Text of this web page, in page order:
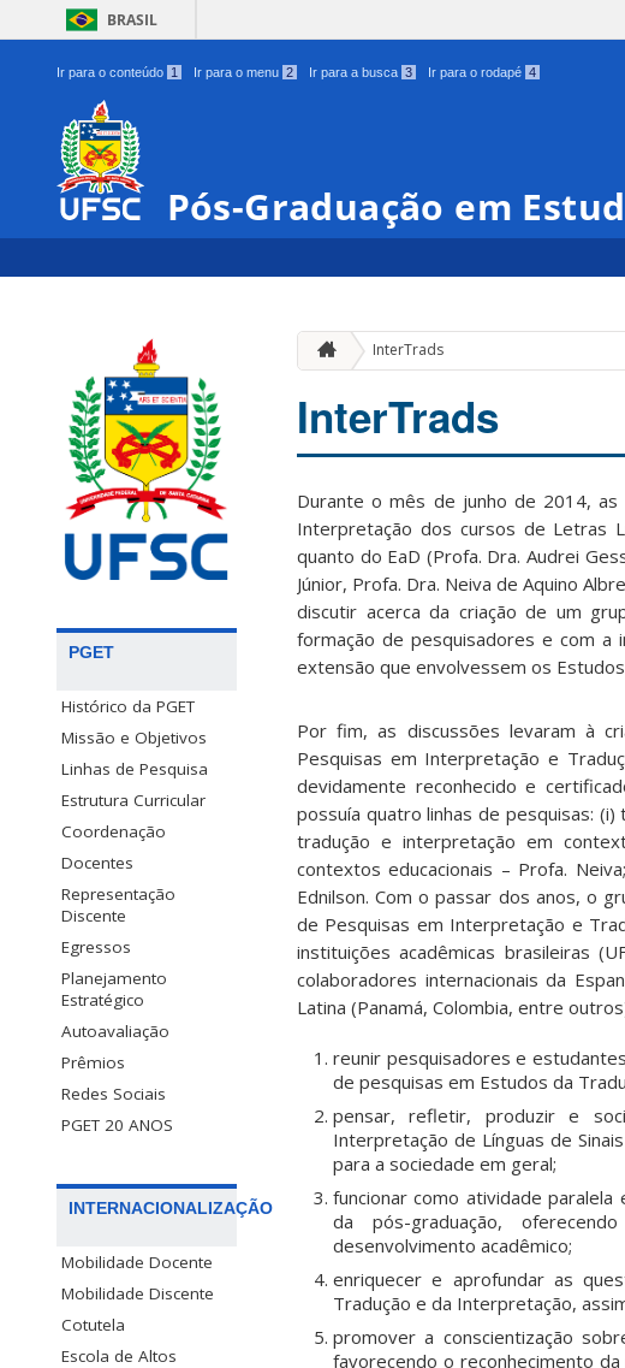
BRASIL
Ir para o conteúdo 1 Ir para o menu 2 Ir para a busca 3 Ir para o rodapé 4
Pós-Graduação em
PGET
Histórico da PGET
Missão e Objetivos
Linhas de Pesquisa
Estrutura Curricular
Coordenação
Docentes
Representação
Discente
Egressos
Planejamento
Estratégico
Autoavaliação
Prêmios
Redes Sociais
PGET 20 ANOS
INTERNACIONALIZAÇÃO
Mobilidade Docente
Mobilidade Discente
Cotutela
Escola de Altos
InterTrads
InterTrads
Durante o mês de junho de 2014,
Interpretação dos cursos de Letras
quanto do EaD (Profa. Dra. Audrei
Júnior, Profa. Dra. Neiva de Aquino
discutir acerca da criação de um
formação de pesquisadores e com a
extensão que envolvessem os
Por fim, as discussões levaram à
Pesquisas em Interpretação e
devidamente reconhecido e
possuía quatro linhas de pesquisas:
tradução e interpretação em
contextos educacionais – Profa.
Ednilson. Com o passar dos anos, o
de Pesquisas em Interpretação e
instituições acadêmicas brasileiras
colaboradores internacionais da
Latina (Panamá, Colombia, entre
reunir pesquisadores e
de pesquisas em Estudos da
pensar, refletir, produzir e
Interpretação de Línguas de
para a sociedade em geral;
funcionar como atividade
da pós-graduação,
desenvolvimento acadêmico;
enriquecer e aprofundar as
Tradução e da Interpretação,
promover a conscientização
favorecendo o reconhecimento